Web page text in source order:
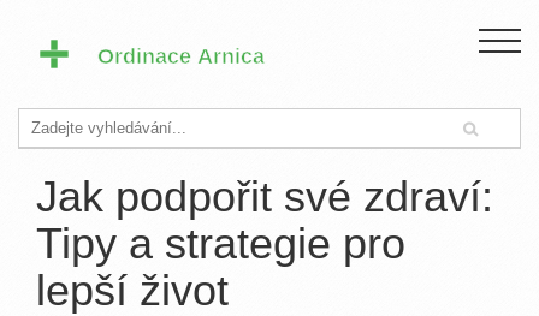
Jak podpořit své zdraví:
Tipy a strategie pro
lepší život